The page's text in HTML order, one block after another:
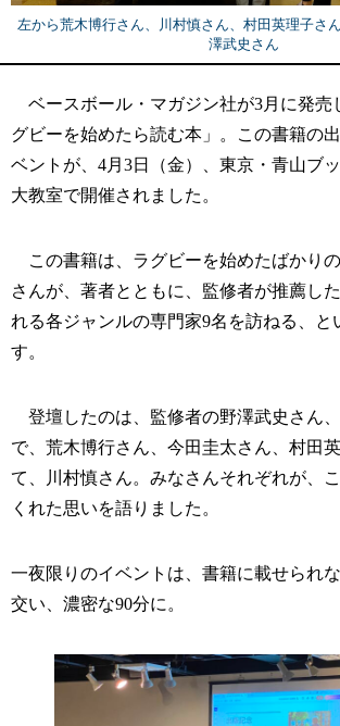
左から荒木博行さん、川村慎さん、村田英理子さ
澤武史さん
ベースボール・マガジン社が3月に発売
グビーを始めたら読む本」。この書籍の
ベントが、4月3日（金）、東京・青山ブ
大教室で開催されました。
この書籍は、ラグビーを始めたばかり
さんが、著者とともに、監修者が推薦し
れる各ジャンルの専門家9名を訪ねる、と
す。
登壇したのは、監修者の野澤武史さん
で、荒木博行さん、今田圭太さん、村田
て、川村慎さん。みなさんそれぞれが、
くれた思いを語りました。
一夜限りのイベントは、書籍に載せられ
交い、濃密な90分に。